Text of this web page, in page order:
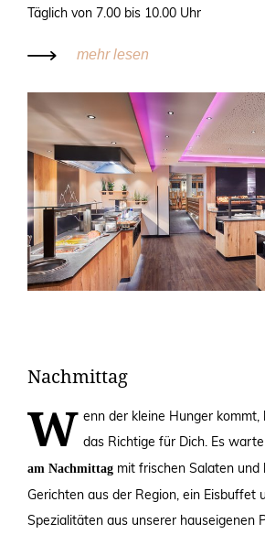
Täglich von 7.00 bis 10.00 Uhr
mehr lesen
Nachmittag
W enn der kleine Hunger kommt,
das Richtige für Dich. Es
am Nachmittag mit frischen Salaten und
Gerichten aus der Region, ein Eisbuffet
Spezialitäten aus unserer hauseigenen